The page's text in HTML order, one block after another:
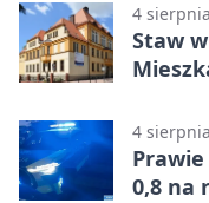
4
Staw
4
0,8 na